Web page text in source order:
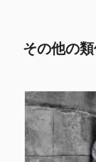
その他の類